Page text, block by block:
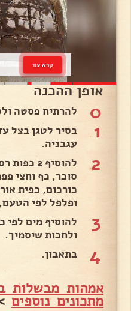
קרא עוד
אופן ההכנה
0 להרתיח פסטה
1
בסיר לטגן בצל
עגבניה.
2
להוסיף 2
סוכר, כף וחצי
כורכום, כפית
ופלפל לפי
3
להוסיף מים לפי
ולחכות שיסמיך.
4 בתאבון.
אמהות מבשלות
מתכונים נוספים